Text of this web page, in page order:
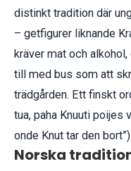
distinkt tradition där
– getfigurer liknande
kräver mat och
till med bus som att
trädgården. Ett finskt
tua, paha Knuuti poijes
onde Knut tar den bort”)
Norska